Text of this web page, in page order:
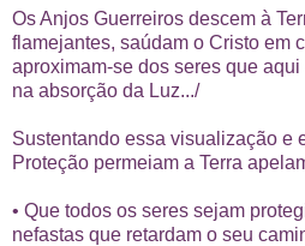
Os Anjos Guerreiros descem à
flamejantes, saúdam o Cristo em
aproximam-se dos seres que
na absorção da Luz.../
Sustentando essa visualização e
Proteção permeiam a Terra
• Que todos os seres sejam
nefastas que retardam o seu